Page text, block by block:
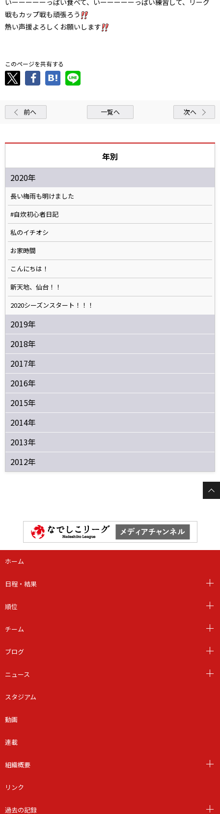
いーーーーーっぱい食べて、いーーーーーっぱい練習して、リーグ
戦もカップ戦も頑張ろう
熱い声援よろしくお願いします
このページを共有する
前へ 一覧へ 次へ
年別
2020年
長い梅雨も明けました
#自炊初心者日記
私のイチオシ
お家時間
こんにちは！
新天地、仙台！！
2020シーズンスタート！！！
2019年
2018年
2017年
2016年
2015年
2014年
2013年
2012年
ホーム
日程・結果
順位
チーム
ブログ
ニュース
スタジアム
動画
連載
組織概要
リンク
過去の記録